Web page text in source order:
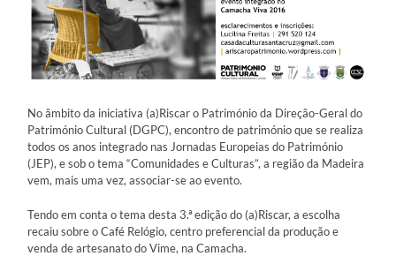
No âmbito da iniciativa (a)Riscar o Património da Direção-Geral do
Património Cultural (DGPC), encontro de património que se realiza
todos os anos integrado nas Jornadas Europeias do Património
(JEP), e sob o tema “Comunidades e Culturas”, a região da Madeira
vem, mais uma vez, associar-se ao evento.
Tendo em conta o tema desta 3.ª edição do (a)Riscar, a escolha
recaiu sobre o Café Relógio, centro preferencial da produção e
venda de artesanato do Vime, na Camacha.